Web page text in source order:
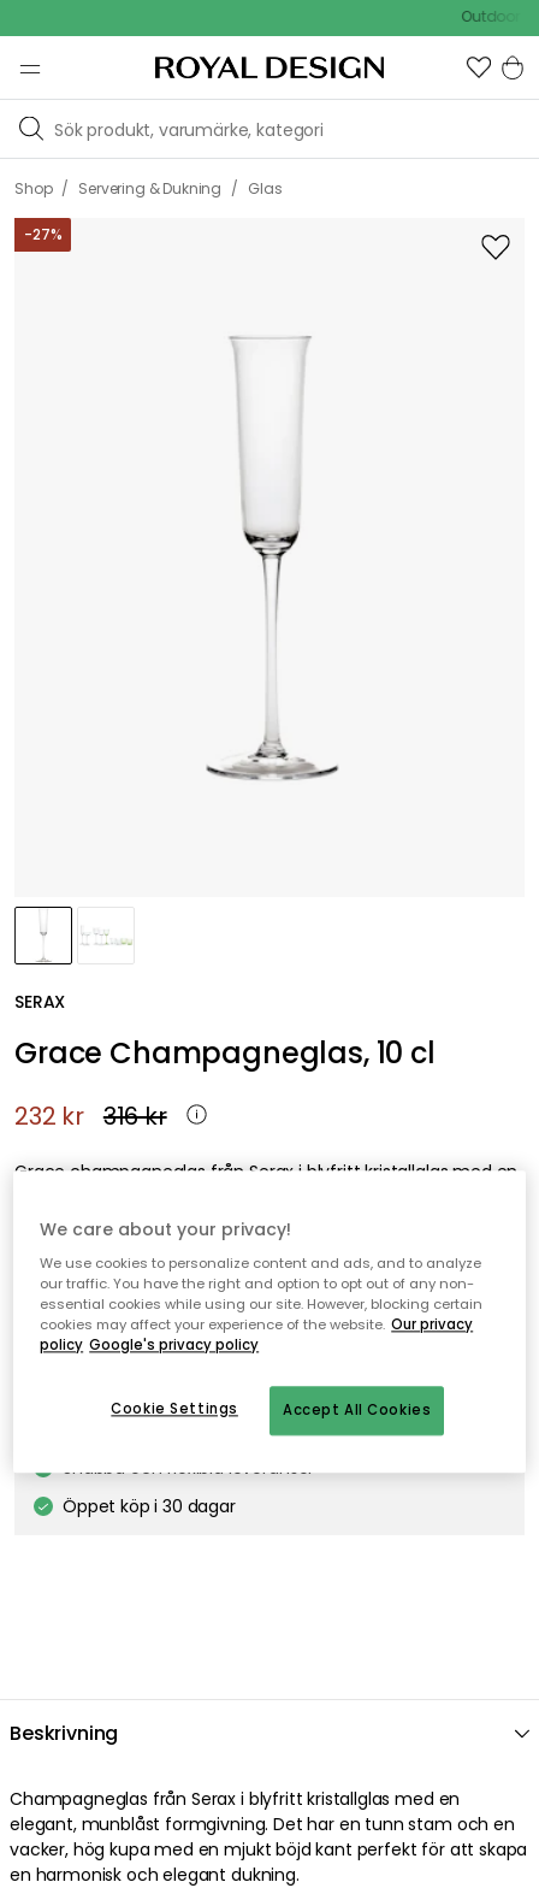
Outdoor
Shop / Servering & Dukning / Glas
-27%
SERAX
Grace Champagneglas, 10 cl
232 kr 316 kr
Grace champagneglas från Serax i blyfritt kristallglas med en
Lägg i varukorgen
I webblager
Snabba och flexibla leveranser
Öppet köp i 30 dagar
Beskrivning
Champagneglas från Serax i blyfritt kristallglas med en
elegant, munblåst formgivning. Det har en tunn stam och en
vacker, hög kupa med en mjukt böjd kant perfekt för att skapa
en harmonisk och elegant dukning.
We care about your privacy!
We use cookies to personalize content and ads, and to analyze
our traffic. You have the right and option to opt out of any non-
essential cookies while using our site. However, blocking certain
cookies may affect your experience of the website. Our privacy
policy Google's privacy policy
Accept All Cookies
Cookie Settings